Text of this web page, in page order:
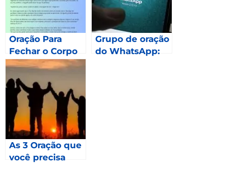
Oração Para
Fechar o Corpo
Grupo de oração
do WhatsApp:
As 3 Oração que
você precisa